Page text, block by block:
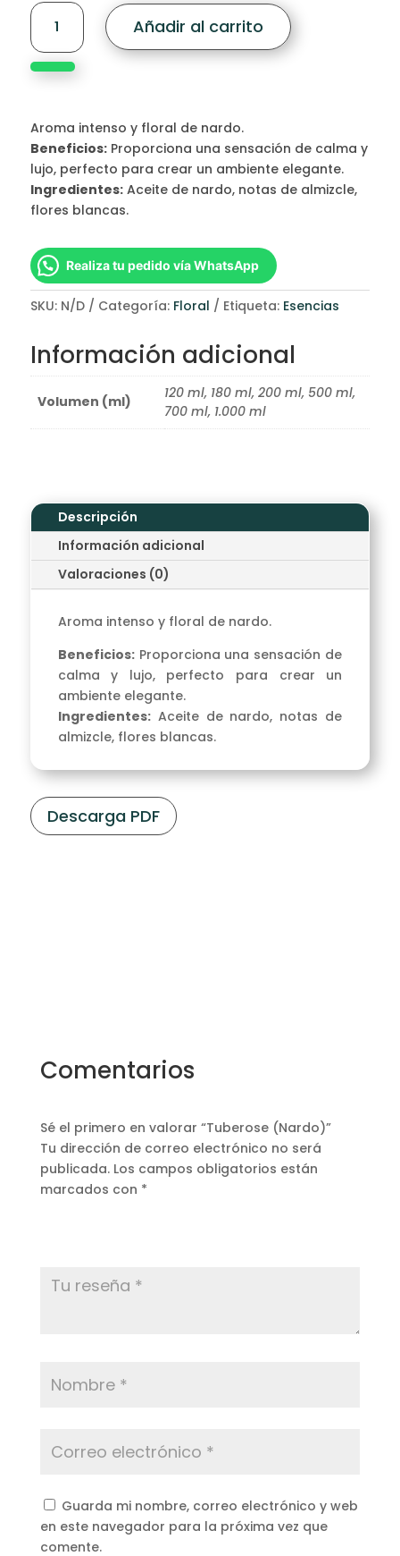
Tuberose
(Nardo)
cantidad
Añadir al carrito
Aroma intenso y floral de nardo.
Beneficios:Proporciona una sensación de calma y
lujo, perfecto para crear un ambiente elegante.
Ingredientes:Aceite de nardo, notas de almizcle,
flores blancas.
Realiza tu pedido vía WhatsApp
SKU: N/D Categoría: Floral Etiqueta: Esencias
Información adicional
Volumen (ml)
120 ml, 180 ml, 200 ml, 500 ml,
700 ml, 1.000 ml
Descripción
Información adicional
Valoraciones (0)
Aroma intenso y floral de nardo.
Beneficios:Proporciona una sensación de
calma y lujo, perfecto para crear un
ambiente elegante.
Ingredientes:Aceite de nardo, notas de
almizcle, flores blancas.
Descarga PDF
Comentarios
Sé el primero en valorar “Tuberose (Nardo)”
Tu dirección de correo electrónico no será
publicada. Los campos obligatorios están
marcados con *
Guarda mi nombre, correo electrónico y web
en este navegador para la próxima vez que
comente.